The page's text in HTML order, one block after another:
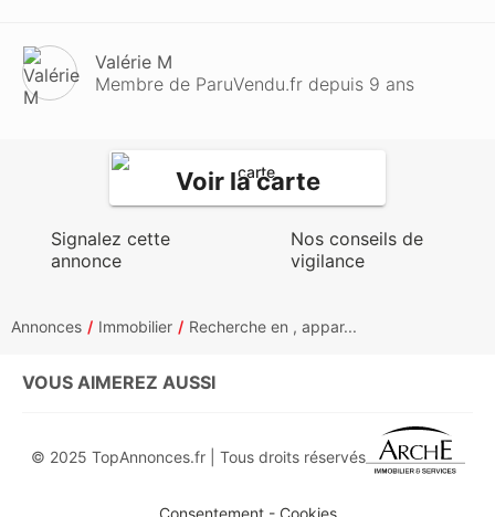
Valérie M
Membre de ParuVendu.fr depuis 9 ans
Voir la carte
Signalez cette
annonce
Nos conseils de
vigilance
Annonces Immobilier Recherche en , appar...
VOUS AIMEREZ AUSSI
© 2025 TopAnnonces.fr | Tous droits réservés